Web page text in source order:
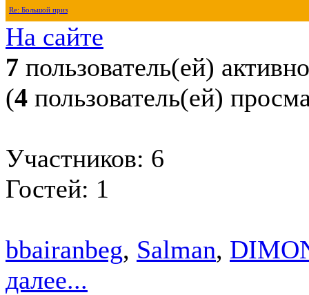
Re: Большой приз
На сайте
7 пользователь(ей) активно
(4 пользователь(ей)
Участников: 6
Гостей: 1
bbairanbeg, Salman,
далее...